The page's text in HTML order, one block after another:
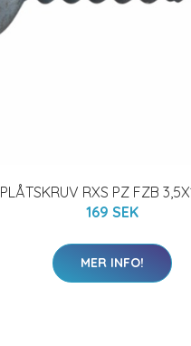
PLÅTSKRUV RXS PZ FZB
169 SEK
MER INFO!